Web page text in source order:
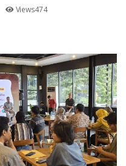
Views474